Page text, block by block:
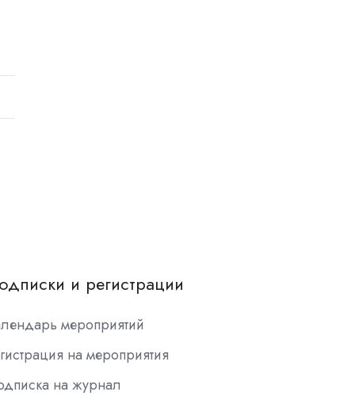
и регистрации
мероприятий
на мероприятия
на журнал